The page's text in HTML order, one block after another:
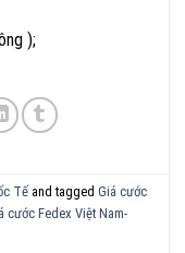
);
Tế and taggedGiá cước
cước Fedex Việt Nam-